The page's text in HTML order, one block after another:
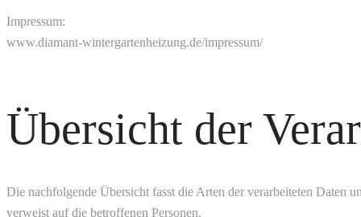
Impressum:
www.diamant-wintergartenheizung.de/impressum/
Übersicht der
Die nachfolgende Übersicht fasst die Arten der verarbeiteten Daten
verweist auf die betroffenen Personen.